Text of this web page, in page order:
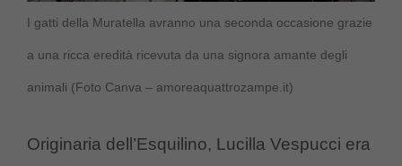
I gatti della Muratella avranno una seconda occasione grazie
a una ricca eredità ricevuta da una signora amante degli
animali (Foto Canva – amoreaquattrozampe.it)
Originaria dell’Esquilino, Lucilla Vespucci era